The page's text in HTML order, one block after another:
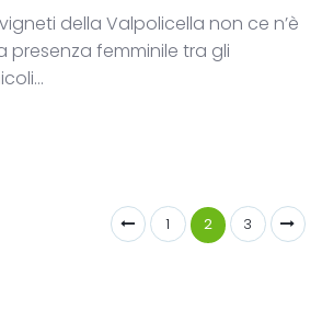
della Valpolicella non ce n’è
presenza femminile tra gli
1 2 3